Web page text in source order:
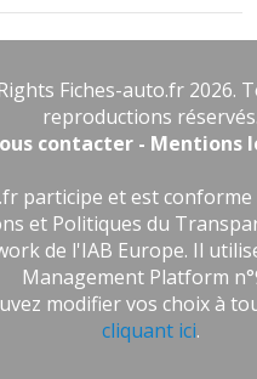
Fiches-auto.fr 2026.
reproductions réservés.
contacter - Mentions
participe et est conforme
et Politiques du
de l'IAB Europe. Il
Management Platform
modifier vos choix à
cliquant ici.